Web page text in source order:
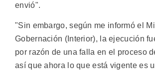
envió".
"Sin embargo, según me informó el
Gobernación (Interior), la ejecución
por razón de una falla en el proceso
así que ahora lo que está vigente es